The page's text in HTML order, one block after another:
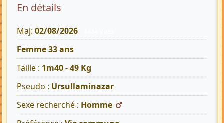
En détails
Maj: 02/08/2026
Femme 33 ans
Taille : 1m40 - 49 Kg
Pseudo : Ursullaminazar
Sexe recherché : Homme